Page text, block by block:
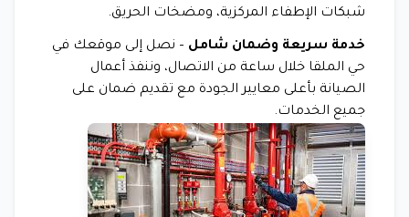
شبكات الإطفاء المركزية، ومضخات الحريق.
خدمة سريعة وضمان شامل – نصل إلى موقعك في
حي الملقا خلال ساعة من الاتصال، وننفذ أعمال
الصيانة بأعلى معايير الجودة مع تقديم ضمان على
جميع الخدمات.